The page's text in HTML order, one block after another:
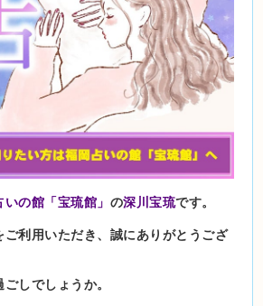
いの館「宝琉館」 の深川宝琉です。
ご利用いただき、誠にありがとうござ
しでしょうか。